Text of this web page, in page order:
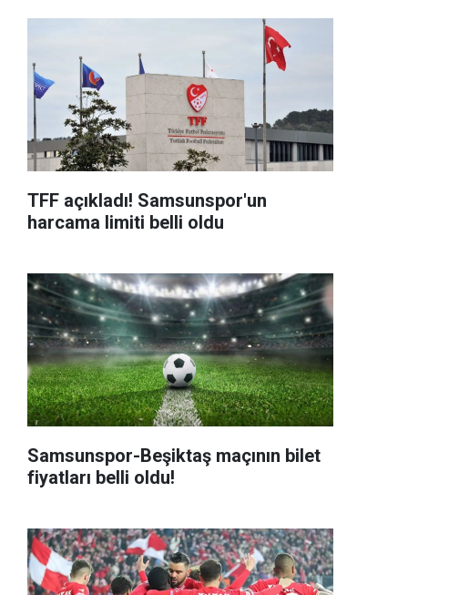
TFF açıkladı! Samsunspor'un
harcama limiti belli oldu
Samsunspor-Beşiktaş maçının bilet
fiyatları belli oldu!